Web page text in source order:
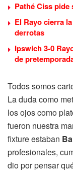
Pathé Ciss pide
El Rayo cierra
derrotas
Ipswich 3-0
de
Todos somos
La duda como
los ojos como
fueron nuestra
fixture estaban
profesionales,
dio por pensar